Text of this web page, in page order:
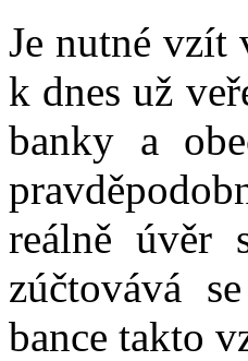
Je nutné vzít
k dnes už
banky a
reálně úvěr
zúčtovává
bance takto